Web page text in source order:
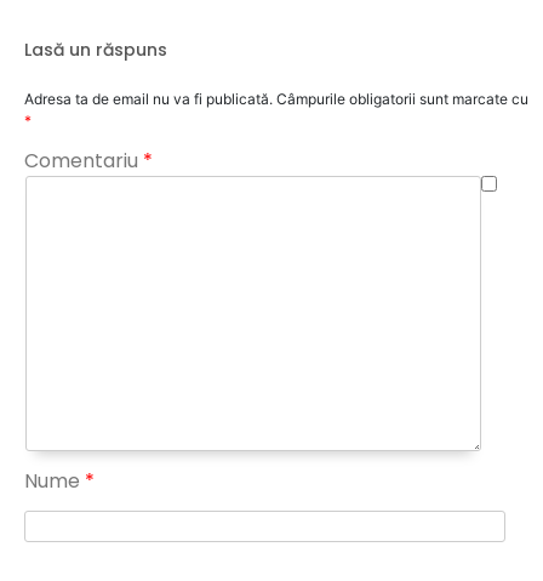
Lasă un răspuns
Adresa ta de email nu va fi publicată. Câmpurile obligatorii sunt marcate cu
*
Comentariu *
Nume *